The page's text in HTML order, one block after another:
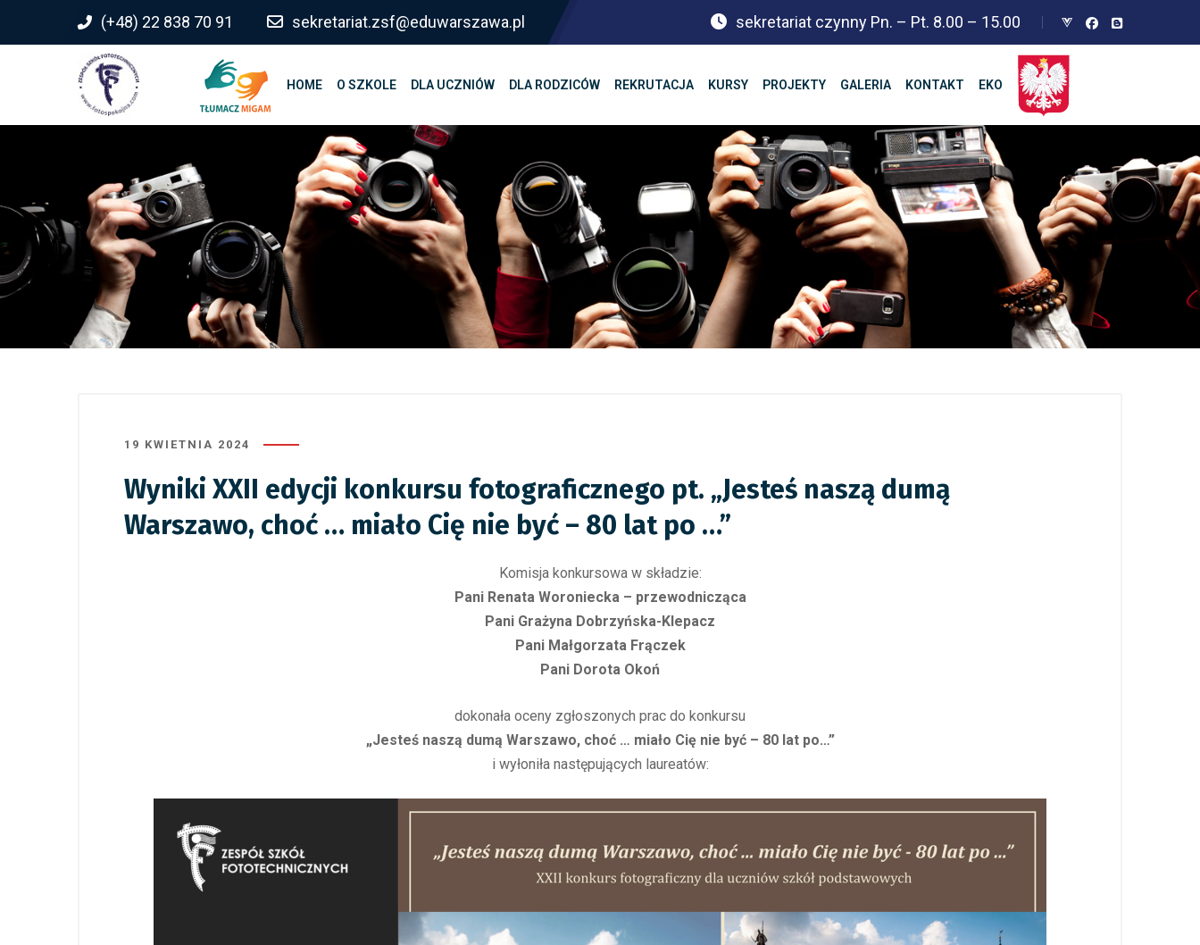
(+48) 22 838 70 91 sekretariat.zsf@eduwarszawa.pl sekretariat czynny Pn. – Pt. 8.00 – 15.00
HOME O SZKOLE DLA UCZNIÓW DLA RODZICÓW REKRUTACJA KURSY PROJEKTY GALERIA KONTAKT EKO
19 KWIETNIA 2024
Wyniki XXII edycji konkursu fotograficznego pt. „Jesteś naszą dumą
Warszawo, choć … miało Cię nie być – 80 lat po …”
Komisja konkursowa w składzie:
Pani Renata Woroniecka – przewodnicząca
Pani Grażyna Dobrzyńska-Klepacz
Pani Małgorzata Frączek
Pani Dorota Okoń
dokonała oceny zgłoszonych prac do konkursu
„Jesteś naszą dumą Warszawo, choć … miało Cię nie być – 80 lat po…”
i wyłoniła następujących laureatów: